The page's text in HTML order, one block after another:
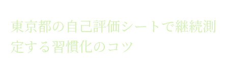
東京都の自己評価シートで継続測
定する習慣化のコツ